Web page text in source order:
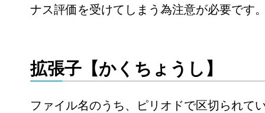
ナス評価を受けてしまう為注意が必要です
拡張子【かくちょうし】
ファイル名のうち、ピリオドで区切られて